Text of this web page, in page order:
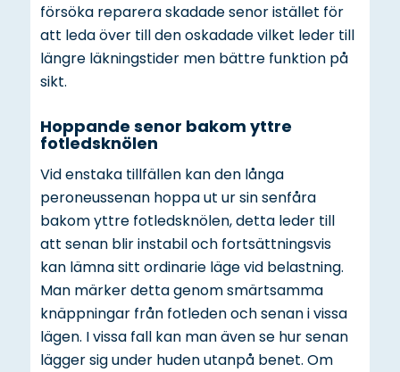
försöka reparera skadade senor istället för
att leda över till den oskadade vilket leder till
längre läkningstider men bättre funktion på
sikt.
Hoppande senor bakom yttre
fotledsknölen
Vid enstaka tillfällen kan den långa
peroneussenan hoppa ut ur sin senfåra
bakom yttre fotledsknölen, detta leder till
att senan blir instabil och fortsättningsvis
kan lämna sitt ordinarie läge vid belastning.
Man märker detta genom smärtsamma
knäppningar från fotleden och senan i vissa
lägen. I vissa fall kan man även se hur senan
lägger sig under huden utanpå benet. Om